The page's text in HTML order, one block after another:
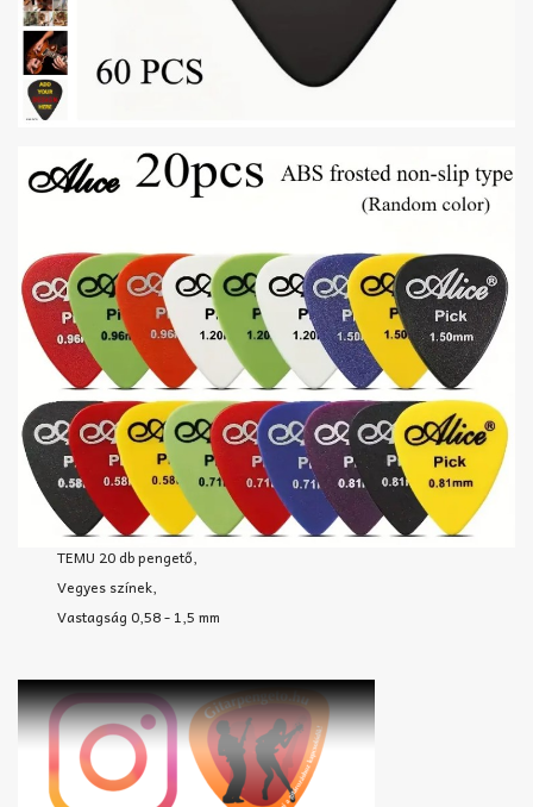
TEMU 20 db pengető,
Vegyes színek,
Vastagság 0,58 - 1,5 mm